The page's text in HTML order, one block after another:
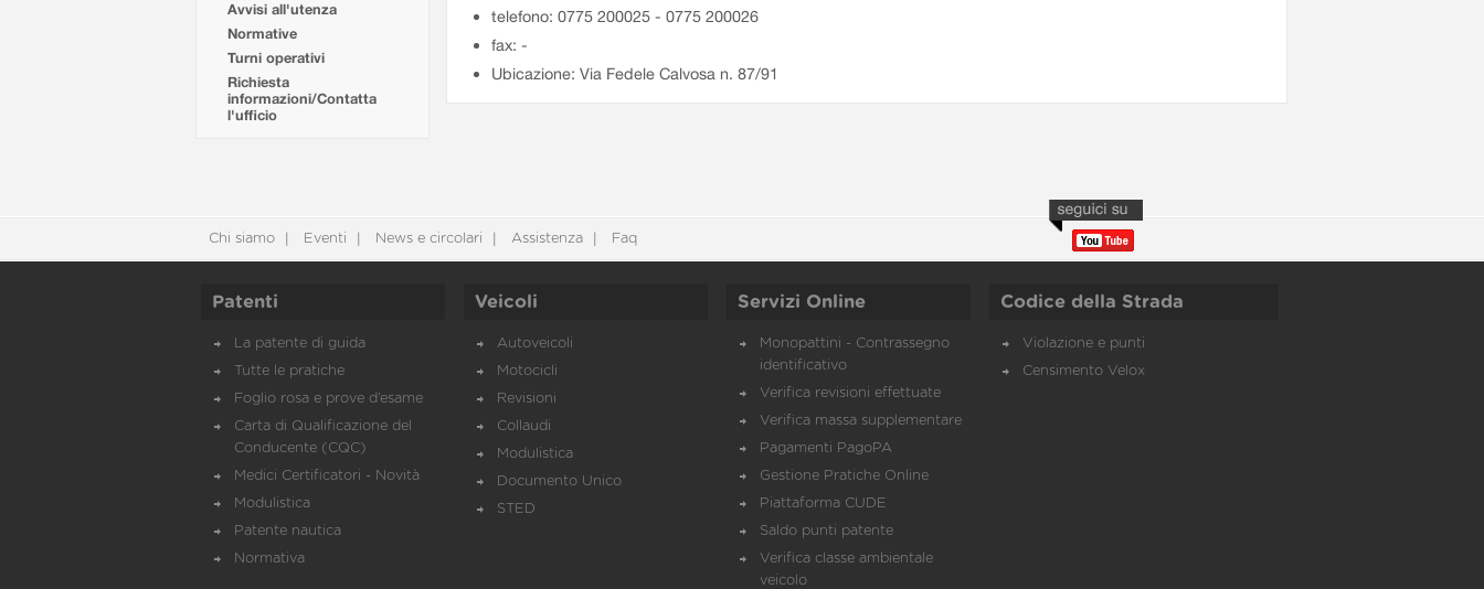
Avvisi all'utenza
Normative
Turni operativi
Richiesta
informazioni/Contatta
l'ufficio
telefono: 0775 200025 - 0775 200026
fax: -
Ubicazione: Via Fedele Calvosa n. 87/91
Chi siamo Eventi News e circolari Assistenza Faq
Patenti
La patente di guida
Tutte le pratiche
Foglio rosa e prove d’esame
Carta di Qualificazione del
Conducente (CQC)
Medici Certificatori - Novità
Modulistica
Patente nautica
Normativa
Veicoli
Autoveicoli
Motocicli
Revisioni
Collaudi
Modulistica
Documento Unico
STED
Servizi Online
Monopattini - Contrassegno
identificativo
Verifica revisioni effettuate
Verifica massa supplementare
Pagamenti PagoPA
Gestione Pratiche Online
Piattaforma CUDE
Saldo punti patente
Verifica classe ambientale
veicolo
Codice della Strada
Violazione e punti
Censimento Velox